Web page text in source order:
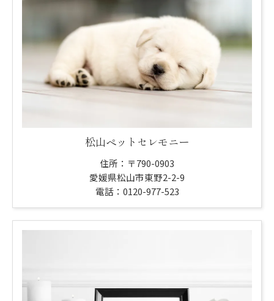
松山ペットセレモニー
住所：〒790-0903
愛媛県松山市東野2-2-9
電話：0120-977-523